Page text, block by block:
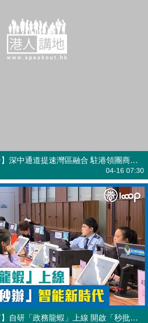
【短片】【灣區融合】深中通道提速灣區融合 駐港領團商界點讚中山活力
04-16 07:30
【短片】【減負提質】自研「政務龍蝦」上線 開啟「秒批秒辦」智能新時代